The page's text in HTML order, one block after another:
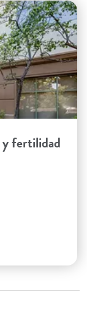
y fertilidad